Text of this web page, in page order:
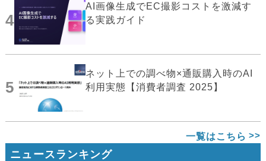
4
AI画像生成でEC撮影コストを激減す
る実践ガイド
5
ネット上での調べ物×通販購入時のAI
利用実態【消費者調査 2025】
一覧はこちら
ニュースランキング